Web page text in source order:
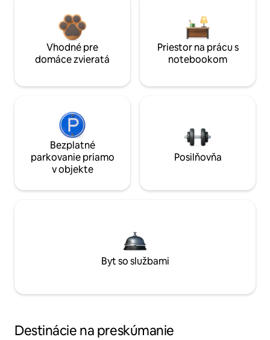
Vhodné pre
domáce zvieratá
Priestor na prácu s
notebookom
Bezplatné
parkovanie priamo
v objekte
Posilňovňa
Byt so službami
Destinácie na preskúmanie